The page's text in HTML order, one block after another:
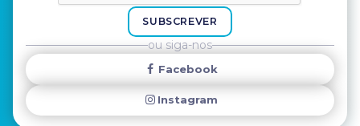
SUBSCREVER
ou siga-nos
Facebook
Instagram